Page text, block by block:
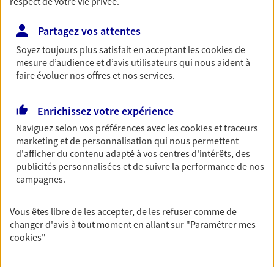
VOIR NOTRE SITE WEB
Agent général d'assurance exclusif AXA
Prévoyance & Patrimoine
Le Carre Des Pros Crea Vallee Sud - Espace Couture,
24660 Sanilhac
Horaires :
06 79 01 82 94
Partagez vos attentes
Soyez toujours plus satisfait en acceptant lescookiesde
mesure d’audience et d’avis utilisateurs qui nous aident à
faire évoluer nos offres et nos services.
Enrichissez votre expérience
Naviguez selon vos préférences avec lescookies et traceurs
marketing et de personnalisation qui nous permettent
d'afficher du contenu adapté à vos centres d'intérêts, des
publicités personnalisées et de suivre la performance de nos
campagnes.
Vous êtes libre de les accepter, de les refuser comme de
changer d'avis à tout moment en allant sur "Paramétrer mes
cookies"